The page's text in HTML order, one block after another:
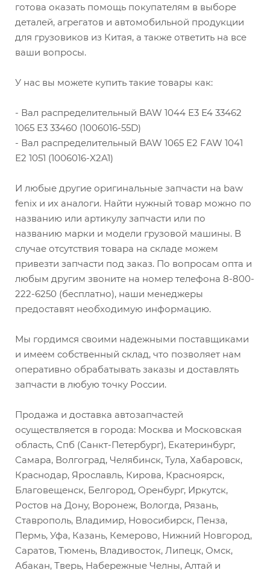
готова оказать помощь покупателям в выборе
деталей, агрегатов и автомобильной продукции
для грузовиков из Китая, а также ответить на все
ваши вопросы.
У нас вы можете купить такие товары как:
- Вал распределительный BAW 1044 Е3 Е4 33462
1065 Е3 33460 (1006016-55D)
- Вал распределительный BAW 1065 Е2 FAW 1041
Е2 1051 (1006016-X2A1)
И любые другие оригинальные запчасти на baw
fenix и их аналоги. Найти нужный товар можно по
названию или артикулу запчасти или по
названию марки и модели грузовой машины. В
случае отсутствия товара на складе можем
привезти запчасти под заказ. По вопросам опта и
любым другим звоните на номер телефона 8-800-
222-6250 (бесплатно), наши менеджеры
предоставят необходимую информацию.
Мы гордимся своими надежными поставщиками
и имеем собственный склад, что позволяет нам
оперативно обрабатывать заказы и доставлять
запчасти в любую точку России.
Продажа и доставка автозапчастей
осуществляется в города: Москва и Московская
область, Спб (Санкт-Петербург), Екатеринбург,
Самара, Волгоград, Челябинск, Тула, Хабаровск,
Краснодар, Ярославль, Кирова, Красноярск,
Благовещенск, Белгород, Оренбург, Иркутск,
Ростов на Дону, Воронеж, Вологда, Рязань,
Ставрополь, Владимир, Новосибирск, Пенза,
Пермь, Уфа, Казань, Кемерово, Нижний Новгород,
Саратов, Тюмень, Владивосток, Липецк, Омск,
Абакан, Тверь, Набережные Челны, Алтай и